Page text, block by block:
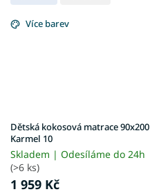
Více barev
Dětská kokosová matrace 90x200
Karmel 10
Skladem | Odesíláme do 24h
(>6 ks)
1 959 Kč